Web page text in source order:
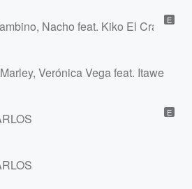
Nacho feat. Kiko El Crazy &
E
Verónica Vega feat. Itawe
E